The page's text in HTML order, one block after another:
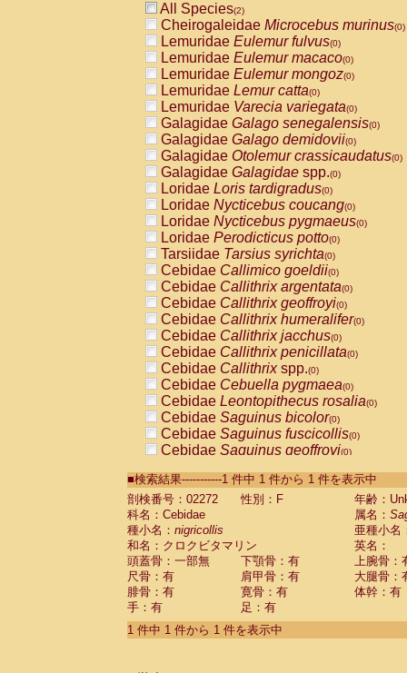
All Species(2)
Cheirogaleidae Microcebus murinus(0)
Lemuridae Eulemur fulvus(0)
Lemuridae Eulemur macaco(0)
Lemuridae Eulemur mongoz(0)
Lemuridae Lemur catta(0)
Lemuridae Varecia variegata(0)
Galagidae Galago senegalensis(0)
Galagidae Galago demidovii(0)
Galagidae Otolemur crassicaudatus(0)
Galagidae Galagidae spp.(0)
Loridae Loris tardigradus(0)
Loridae Nycticebus coucang(0)
Loridae Nycticebus pygmaeus(0)
Loridae Perodicticus potto(0)
Tarsiidae Tarsius syrichta(0)
Cebidae Callimico goeldii(0)
Cebidae Callithrix argentata(0)
Cebidae Callithrix geoffroyi(0)
Cebidae Callithrix humeralifer(0)
Cebidae Callithrix jacchus(0)
Cebidae Callithrix penicillata(0)
Cebidae Callithrixspp.(0)
Cebidae Cebuella pygmaea(0)
Cebidae Leontopithecus rosalia(0)
Cebidae Saguinus bicolor(0)
Cebidae Saguinus fuscicollis(0)
Cebidae Saguinus geoffroyi(0)
CebidaeSaguinus labiatus(0)
Cebidae Saguinus leucopus (0)
Cebidae
CebidaeSaguinus mystax
CebidaeSaguinus nigricollis (1)
Cebidae Saguinus oedipus
Cebidae Saguinus weddelli
Cebidae Saguinusspp.
Cebidae Aotus trivirgatus
Cebidae Cebus albifrons
■検索結果-----------1 件中 1 件から 1 件を表示中
剖検番号：02272
性別：F
年齢：
科名：Cebidae
属名：
種小名： nigricollis
亜種小名
和名：クロクビタマリン
英名：
頭蓋骨：一部無
下顎骨：有
上腕骨：
尺骨：有
肩甲骨：有
大腿骨：
腓骨：有
寛骨：有
体幹：有
手：有
足：有
1 件中 1 件から 1 件を表示中